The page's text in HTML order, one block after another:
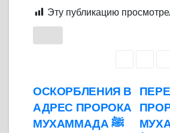
Эту публикацию
Навигация
по
ОСКОРБЛЕНИЯ В
АДРЕС ПРОРОКА
МУХАММАДА ﷺ